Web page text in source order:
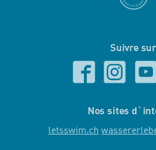
Suivre sur
Nos sites
letsswim.ch